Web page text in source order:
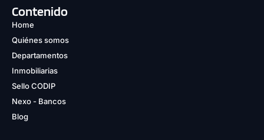
Contenido
Home
Quiénes somos
Departamentos
Inmobiliarias
Sello CODIP
Nexo - Bancos
Blog